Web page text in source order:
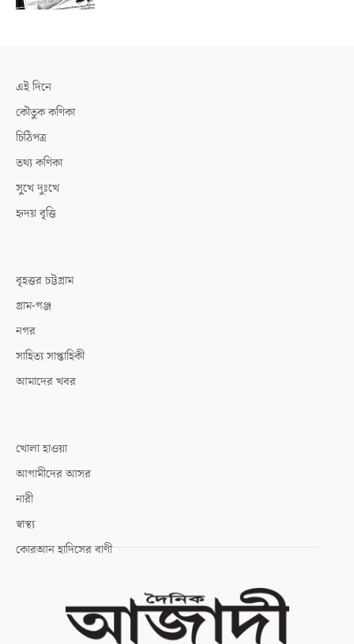
এই দিনে
কৌতুক কণিকা
চিঠিপত্র
তথ্য কণিকা
সুখে দুঃখে
হৃদয় বৃত্তি
বৃহত্তর চট্টগ্রাম
গ্রাম-গঞ্জ
নগর
সাহিত্য সাপ্তাহিকী
আমাদের খবর
খোলা হাওয়া
আগামীদের আসর
নারী
স্বাস্থ্য
কোরআন হাদিসের বাণী